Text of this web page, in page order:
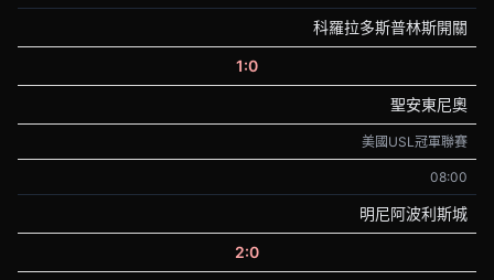
科羅拉多斯普林斯開關
1:0
聖安東尼奧
美國USL冠軍聯賽
08:00
明尼阿波利斯城
2:0